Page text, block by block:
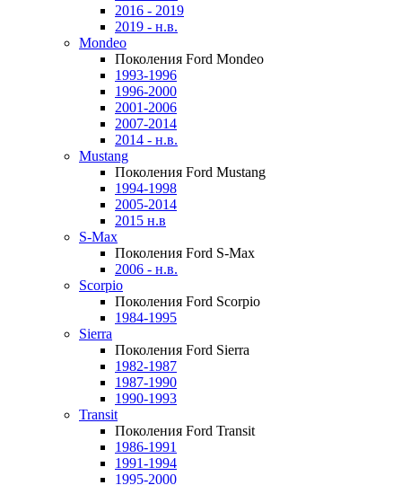
2016 - 2019
2019 - н.в.
Mondeo
Поколения Ford Mondeo
1993-1996
1996-2000
2001-2006
2007-2014
2014 - н.в.
Mustang
Поколения Ford Mustang
1994-1998
2005-2014
2015 н.в
S-Max
Поколения Ford S-Max
2006 - н.в.
Scorpio
Поколения Ford Scorpio
1984-1995
Sierra
Поколения Ford Sierra
1982-1987
1987-1990
1990-1993
Transit
Поколения Ford Transit
1986-1991
1991-1994
1995-2000